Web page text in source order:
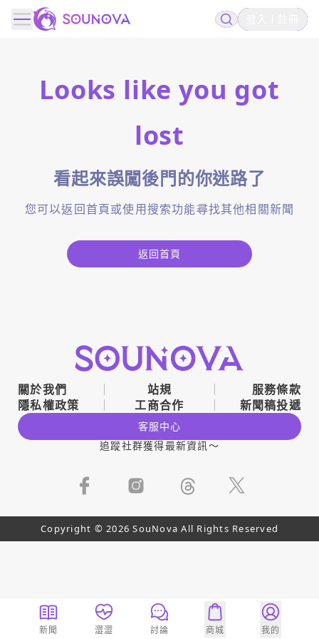
Looks like you got
lost
看起來誤闖後門的你迷路了
您可以返回首頁或使用搜索功能尋找其他相關新聞
返回首頁
關於我們 站規
服務條款
隱私權政策
工商合作 新聞稿投遞
客服中心
追蹤社群獲得最新資訊～
Copyright © 2026 SouNova All Rights Reserved
新聞 澀澀 討論 商城 我的